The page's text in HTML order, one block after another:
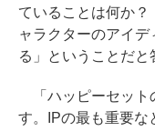
ていることは何か
ャラクターのアイ
る」ということだと
「ハッピーセット
す。IPの最も重要な